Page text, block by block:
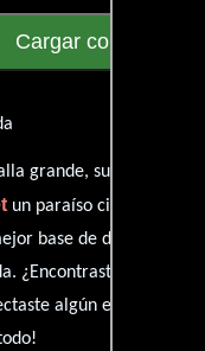
Cargar comentarios
grande, su
un paraíso cinéfilo
base de datos
¿Encontraste algún
algún error en la